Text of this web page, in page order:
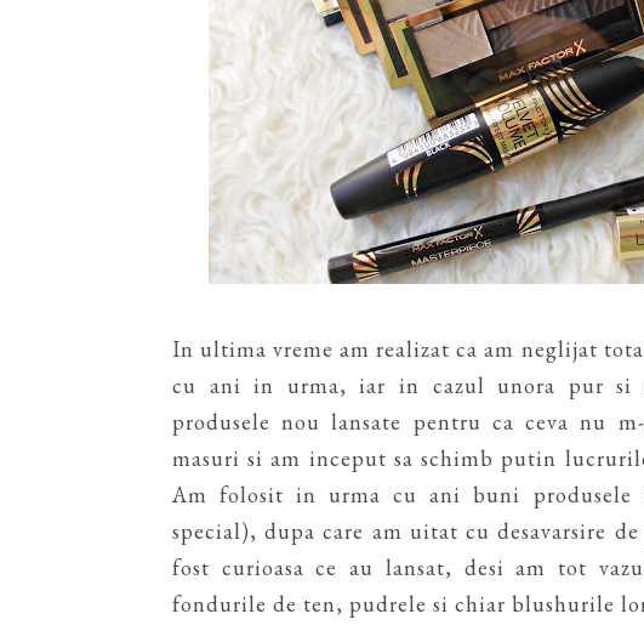
In ultima vreme am realizat ca am neglijat
cu ani in urma, iar in cazul unora pur si
produsele nou lansate pentru ca ceva nu
masuri si am inceput sa schimb putin
Am folosit in urma cu ani buni
special), dupa care am uitat cu desavarsire
fost curioasa ce au lansat, desi am tot
fondurile de ten, pudrele si chiar blushurile